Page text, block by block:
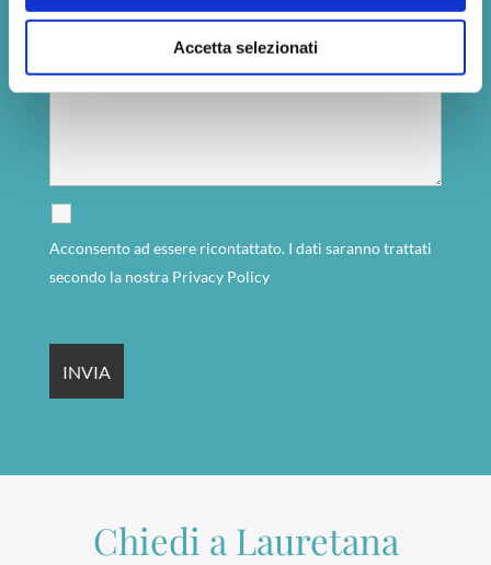
Accetta selezionati
Acconsento ad essere ricontattato. I dati saranno trattati
secondo la nostra Privacy Policy
Chiedi a Lauretana